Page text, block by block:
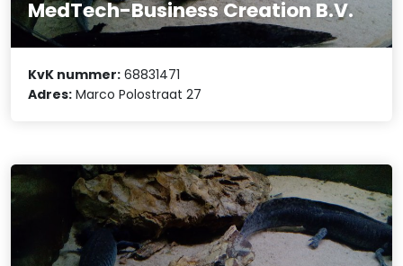
MedTech-Business Creation B.V.
KvK nummer: 68831471
Adres: Marco Polostraat 27